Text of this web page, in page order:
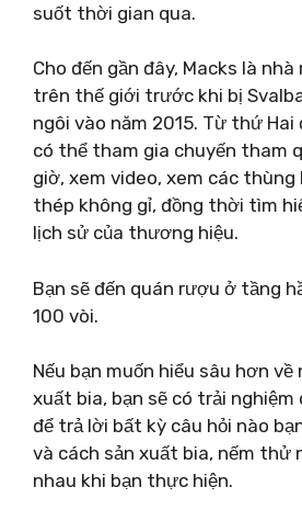
suốt thời gian qua.
Cho đến gần đây, Macks là
trên thế giới trước khi bị
ngôi vào năm 2015. Từ thứ Hai
có thể tham gia chuyến tham
giờ, xem video, xem các thùng
thép không gỉ, đồng thời tìm
lịch sử của thương hiệu.
Bạn sẽ đến quán rượu ở tầng
100 vòi.
Nếu bạn muốn hiểu sâu hơn
xuất bia, bạn sẽ có trải nghiệm
để trả lời bất kỳ câu hỏi nào
và cách sản xuất bia, nếm thử
nhau khi bạn thực hiện.